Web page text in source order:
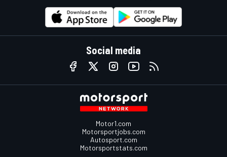
Social media
Motor1.com
Motorsportjobs.com
Autosport.com
Motorsportstats.com